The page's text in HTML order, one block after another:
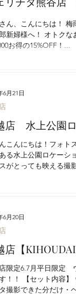
ん、こんにちは！
新婦様へ！ オトク
お得の15%OFF！...
店 水上公園
こんにちは！フォト
る水上公園ロケーシ
がとっても映える撮
6月21日
店【
限定6.7月平日限定
！！ 【セット内容】
撮影できた分だけ・
6月20日